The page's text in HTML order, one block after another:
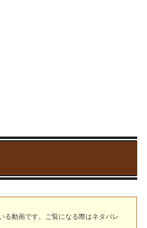
る動画です。ご覧になる際はネタバレ